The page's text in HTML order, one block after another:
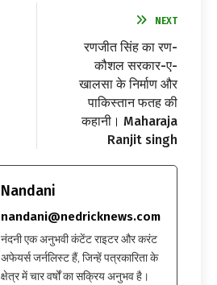
NEXT
रणजीत सिंह का रण-
कौशल सरकार-ए-
खालसा के निर्माण और
पाकिस्तान फतह की
कहानी। Maharaja
Ranjit singh
Nandani
nandani@nedricknews.com
नंदनी एक अनुभवी कंटेंट राइटर और करंट
अफेयर्स जर्नलिस्ट हैं, जिन्हें पत्रकारिता के
क्षेत्र में चार वर्षों का सक्रिय अनुभव है।